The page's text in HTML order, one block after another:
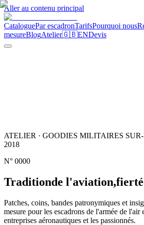
Aller au contenu principal
CataloguePar escadronTarifsPourquoi nous
mesureBlogAtelier🇬🇧ENDevis
ATELIER · GOODIES MILITAIRES
2018
N° 0000
Traditionde l'aviation,fierté
Patches, coins, bandes patronymiques et
mesure pour les escadrons de l'armée de l'air
entreprises aéronautiques et les passionnés.